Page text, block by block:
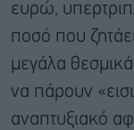
ευρώ,
ποσό που
μεγάλα
να πάρουν
αναπτυξιακό